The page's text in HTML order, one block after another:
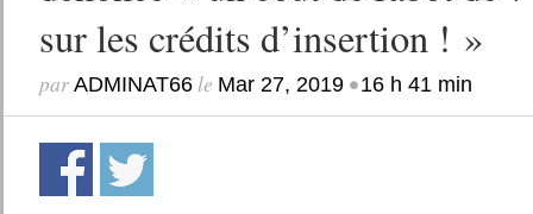
sur les crédits d’insertion ! »
par ADMINAT66le Mar 27, 2019•16 h 41 min